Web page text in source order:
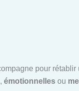
pour rétablir
, émotionnelles ou